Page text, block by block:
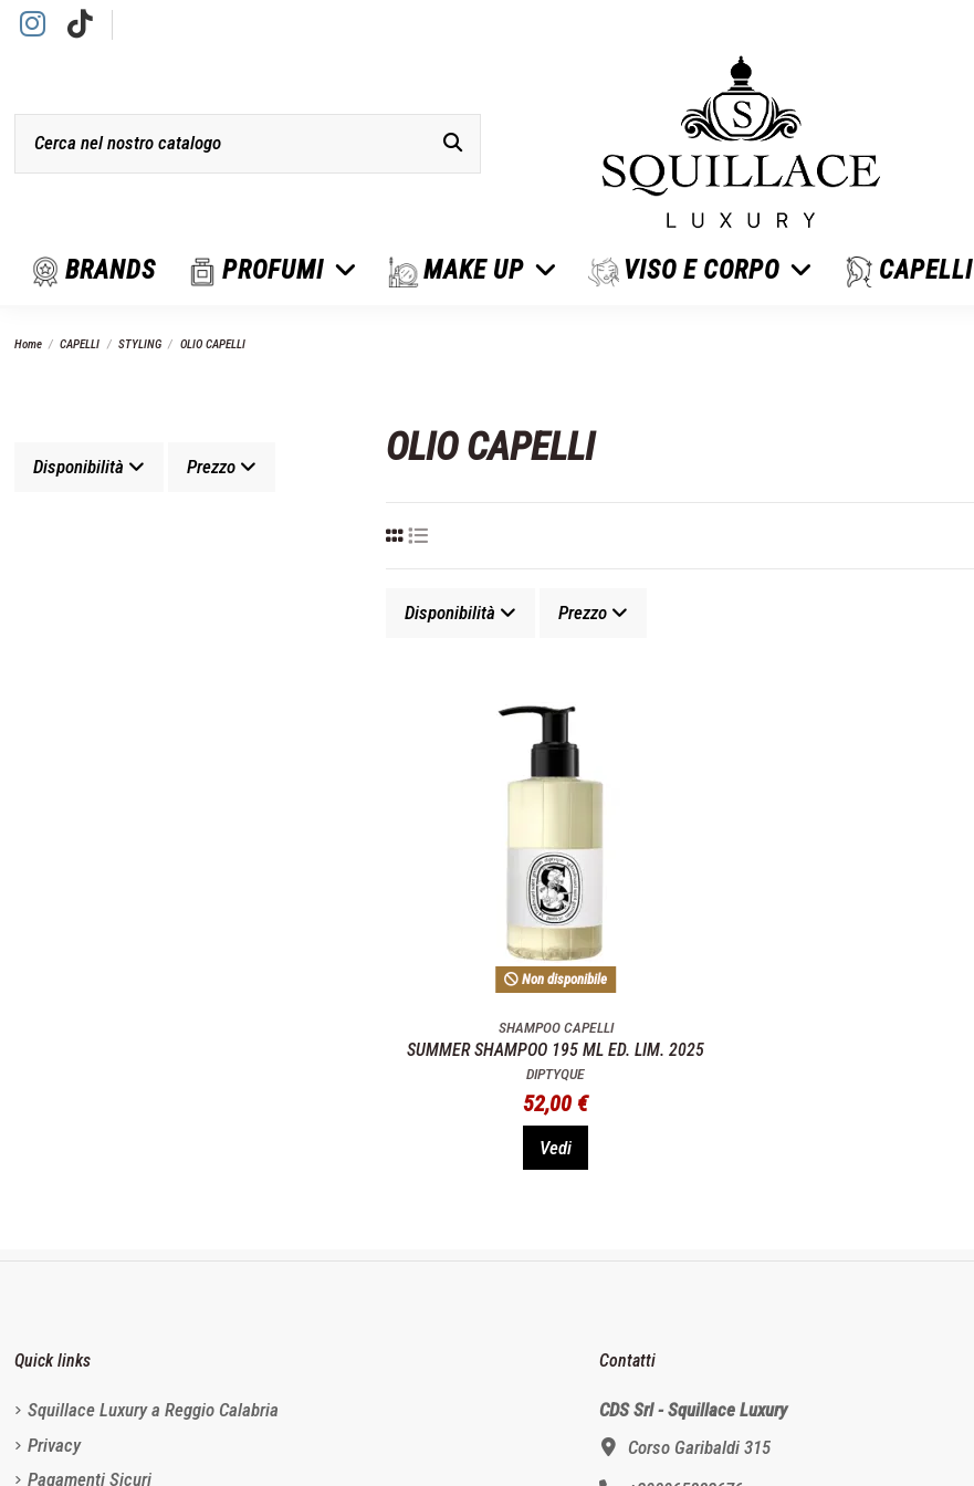
BRANDS PROFUMI MAKE UP VISO E CORPO CAPELLI
Home CAPELLI STYLING OLIO CAPELLI
OLIO CAPELLI
Disponibilità Prezzo
Non disponibile
SHAMPOO CAPELLI
SUMMER SHAMPOO 195 ML ED. LIM. 2025
DIPTYQUE
52,00 €
Vedi
Disponibilità Prezzo
Quick links
Squillace Luxury a Reggio Calabria
Privacy
Pagamenti Sicuri
Contatti
CDS Srl - Squillace Luxury
Corso Garibaldi 315